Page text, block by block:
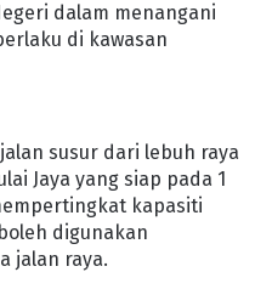
dalam menangani
di kawasan
susur dari lebuh raya
Jaya yang siap pada 1
kapasiti
digunakan
jalan raya.